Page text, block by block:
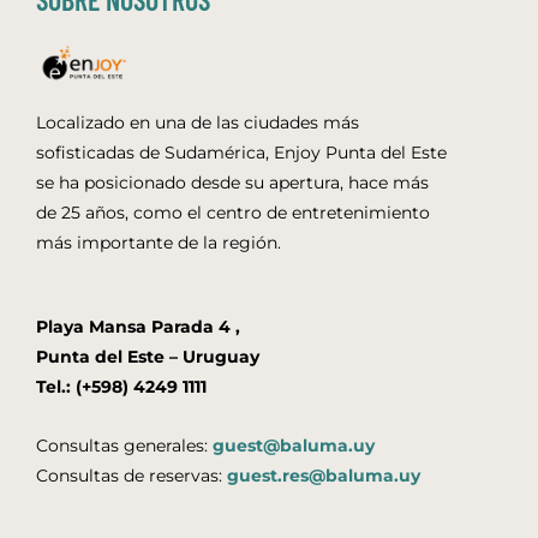
Localizado en una de las ciudades más
sofisticadas de Sudamérica, Enjoy Punta del Este
se ha posicionado desde su apertura, hace más
de 25 años, como el centro de entretenimiento
más importante de la región.
Playa Mansa Parada 4 ,
Punta del Este – Uruguay
Tel.: (+598) 4249 1111
Consultas generales: guest@baluma.uy
Consultas de reservas: guest.res@baluma.uy